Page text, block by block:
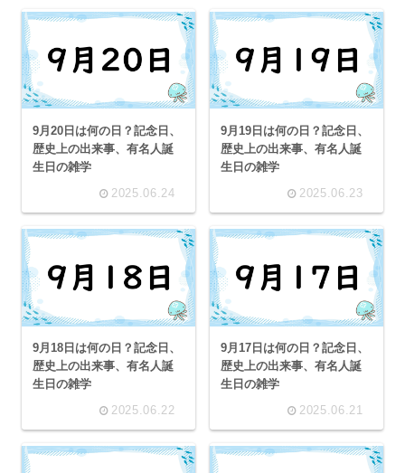
9月20日は何の日？記念日、
歴史上の出来事、有名人誕
生日の雑学
2025.06.24
9月19日は何の日？記念日、
歴史上の出来事、有名人誕
生日の雑学
2025.06.23
9月18日は何の日？記念日、
歴史上の出来事、有名人誕
生日の雑学
2025.06.22
9月17日は何の日？記念日、
歴史上の出来事、有名人誕
生日の雑学
2025.06.21